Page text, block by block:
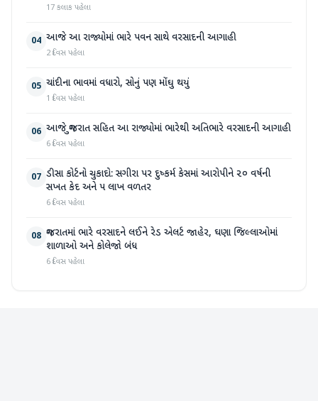
17 કલાક પહેલા
04 આજે આ રાજ્યોમાં ભારે પવન સાથે વરસાદની આગાહી
2 દિવસ પહેલા
05 ચાંદીના ભાવમાં વધારો, સોનું પણ મોંઘુ થયું
1 દિવસ પહેલા
06 આજે ગુજરાત સહિત આ રાજ્યોમાં ભારેથી અતિભારે વરસાદની આગાહી
6 દિવસ પહેલા
07 ડીસા કોર્ટનો ચુકાદો: સગીરા પર દુષ્કર્મ કેસમાં આરોપીને ૨૦ વર્ષની
સખત કેદ અને ૫ લાખ વળતર
6 દિવસ પહેલા
08 ગુજરાતમાં ભારે વરસાદને લઈને રેડ એલર્ટ જાહેર, ઘણા જિલ્લાઓમાં
શાળાઓ અને કોલેજો બંધ
6 દિવસ પહેલા